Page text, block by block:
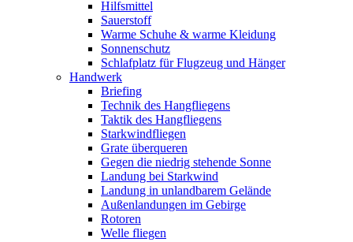
Hilfsmittel
Sauerstoff
Warme Schuhe & warme Kleidung
Sonnenschutz
Schlafplatz für Flugzeug und Hänger
Handwerk
Briefing
Technik des Hangfliegens
Taktik des Hangfliegens
Starkwindfliegen
Grate überqueren
Gegen die niedrig stehende Sonne
Landung bei Starkwind
Landung in unlandbarem Gelände
Außenlandungen im Gebirge
Rotoren
Welle fliegen